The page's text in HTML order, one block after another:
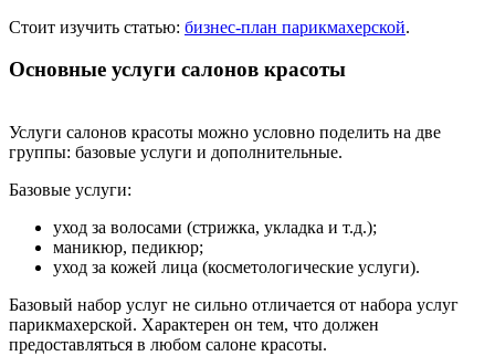
Стоит изучить статью: бизнес-план парикмахерской.
Основные услуги салонов красоты
Услуги салонов красоты можно условно поделить на две
группы: базовые услуги и дополнительные.
Базовые услуги:
уход за волосами (стрижка, укладка и т.д.);
маникюр, педикюр;
уход за кожей лица (косметологические услуги).
Базовый набор услуг не сильно отличается от набора услуг
парикмахерской. Характерен он тем, что должен
предоставляться в любом салоне красоты.